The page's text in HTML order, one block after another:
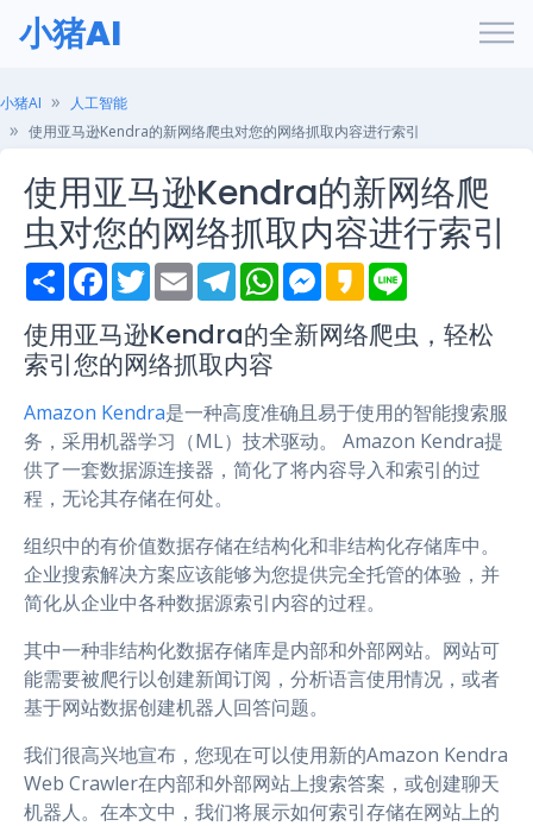
小猪AI
小猪AI
人工智能
使用亚马逊Kendra的新网络爬虫对您的网络抓取内容进行索引
使用亚马逊Kendra的新网络爬
虫对您的网络抓取内容进行索引
S
h
r
e
F
a
e
b
o
k
T
w
t
t
e
E
m
i
l
T
e
e
g
r
m
W
h
t
s
p
M
e
s
e
e
r
K
a
a
o
e
使用亚马逊Kendra的全新网络爬虫，轻松
索引您的网络抓取内容
Amazon Kendra是一种高度准确且易于使用的智能搜索服
务，采用机器学习（ML）技术驱动。 Amazon Kendra提
供了一套数据源连接器，简化了将内容导入和索引的过
程，无论其存储在何处。
组织中的有价值数据存储在结构化和非结构化存储库中。
企业搜索解决方案应该能够为您提供完全托管的体验，并
简化从企业中各种数据源索引内容的过程。
其中一种非结构化数据存储库是内部和外部网站。网站可
能需要被爬行以创建新闻订阅，分析语言使用情况，或者
基于网站数据创建机器人回答问题。
我们很高兴地宣布，您现在可以使用新的Amazon Kendra
Web Crawler在内部和外部网站上搜索答案，或创建聊天
机器人。在本文中，我们将展示如何索引存储在网站上的